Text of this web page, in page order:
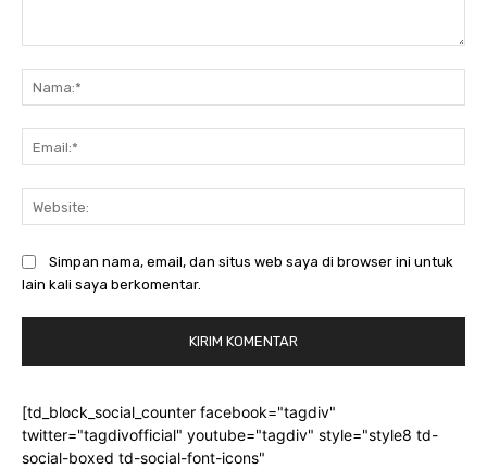
Simpan nama, email, dan situs web saya di browser ini untuk
lain kali saya berkomentar.
[td_block_social_counter facebook="tagdiv"
twitter="tagdivofficial" youtube="tagdiv" style="style8 td-
social-boxed td-social-font-icons"